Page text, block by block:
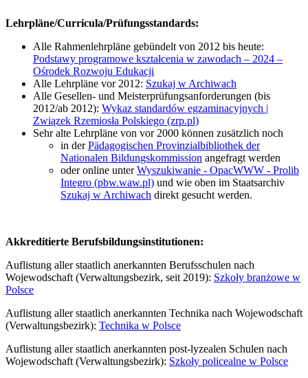
Lehrpläne/Curricula/Prüfungsstandards:
Alle Rahmenlehrpläne gebündelt von 2012 bis heute:
Podstawy programowe kształcenia w zawodach – 2024 –
Ośrodek Rozwoju Edukacji
Alle Lehrpläne vor 2012: Szukaj w Archiwach
Alle Gesellen- und Meisterprüfungsanforderungen (bis
2012/ab 2012): Wykaz standardów egzaminacyjnych |
Związek Rzemiosła Polskiego (zrp.pl)
Sehr alte Lehrpläne von vor 2000 können zusätzlich noch
in derPädagogischen Provinzialbibliothek der
Nationalen Bildungskommission angefragt werden
oder online unterWyszukiwanie - OpacWWW - Prolib
Integro (pbw.waw.pl) und wie oben im Staatsarchiv
Szukaj w Archiwach direkt gesucht werden.
Akkreditierte Berufsbildungsinstitutionen:
Auflistung aller staatlich anerkannten Berufsschulen nach
Wojewodschaft (Verwaltungsbezirk, seit 2019): Szkoły branżowe w
Polsce
Auflistung aller staatlich anerkannten Technika nach Wojewodschaft
(Verwaltungsbezirk): Technika w Polsce
Auflistung aller staatlich anerkannten post-lyzealen Schulen nach
Wojewodschaft (Verwaltungsbezirk): Szkoły policealne w Polsce